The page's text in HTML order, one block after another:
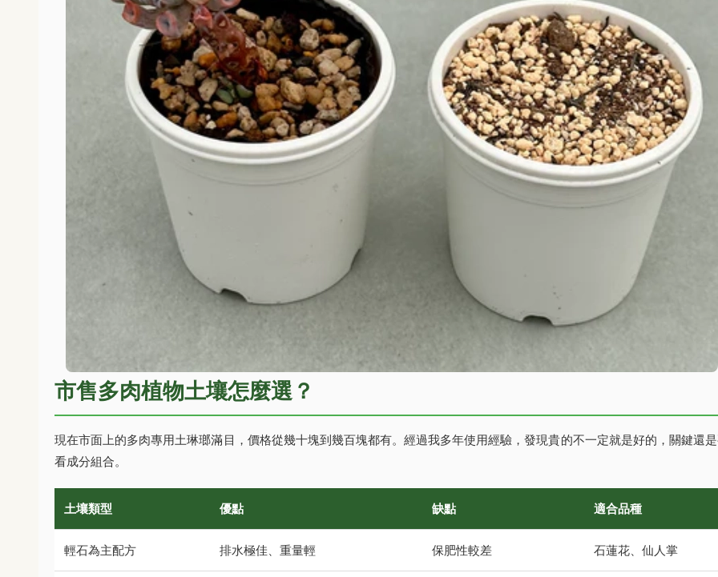
市售多肉植物土壤怎麼選？
現在市面上的多肉專用土琳瑯滿目，價格從幾十塊到幾百塊都有。經過我多年使用經驗，發現貴的不一定就是好的，關鍵還
看成分組合。
土壤類型 優點 缺點 適合品種
輕石為主配方 排水極佳、重量輕 保肥性較差 石蓮花、仙人掌